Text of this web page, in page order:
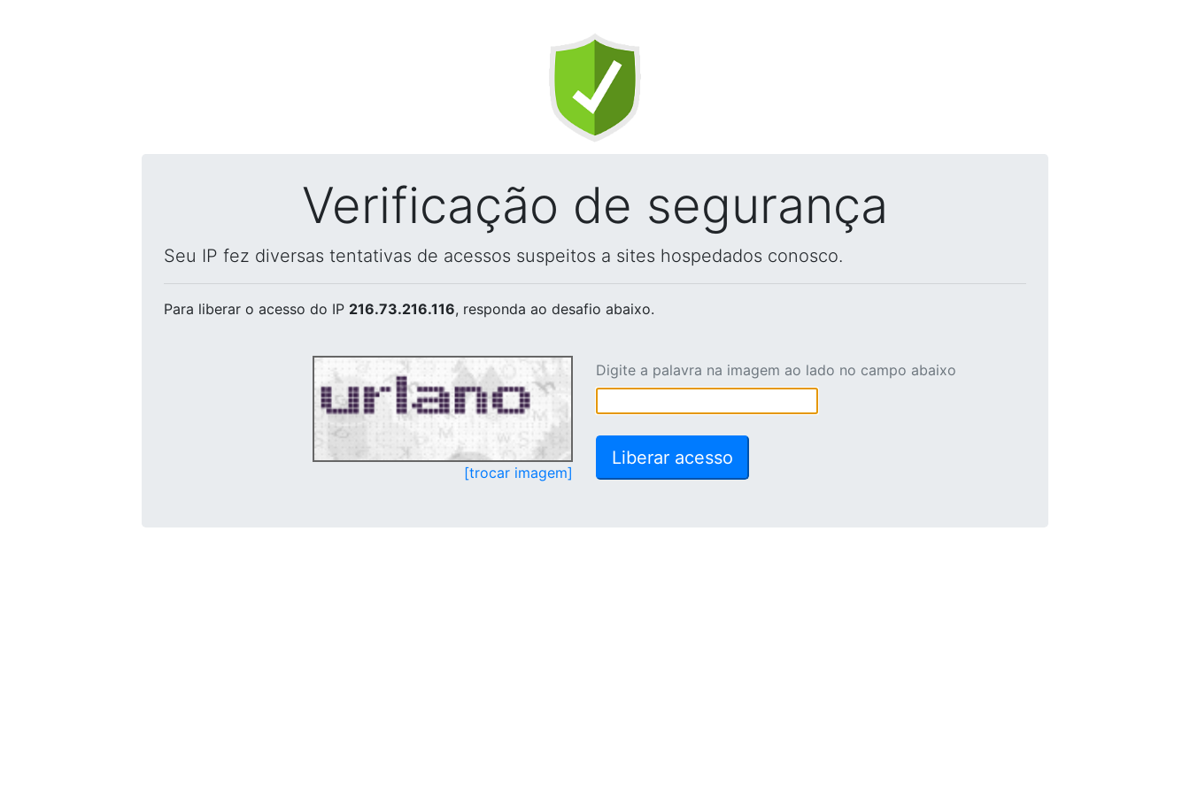
Verificação de segurança
Seu IP fez diversas tentativas de acessos suspeitos a sites hospedados conosco.
Para liberar o acesso do IP 216.73.216.116, responda ao desafio abaixo.
[trocar imagem]
Digite a palavra na imagem ao lado no campo abaixo